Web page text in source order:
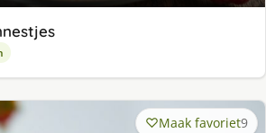
Maak favoriet9